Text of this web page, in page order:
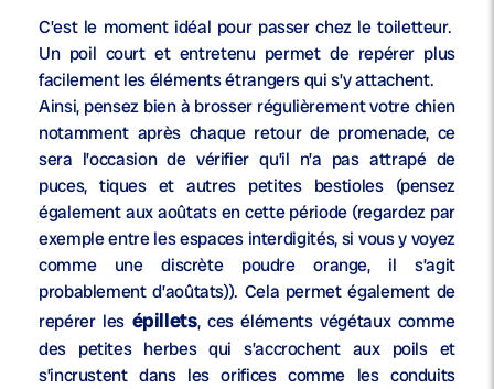
C’est le moment idéal pour passer chez le toiletteur.
Un poil court et entretenu permet de repérer plus
facilement les éléments étrangers qui s’y attachent.
Ainsi, pensez bien à brosser régulièrement votre chien
notamment après chaque retour de promenade, ce
sera l’occasion de vérifier qu’il n’a pas attrapé de
puces, tiques et autres petites bestioles (pensez
également aux aoûtats en cette période (regardez par
exemple entre les espaces interdigités, si vous y voyez
comme une discrète poudre orange, il s’agit
probablement d’aoûtats)). Cela permet également de
repérer les épillets, ces éléments végétaux comme
des petites herbes qui s’accrochent aux poils et
s’incrustent dans les orifices comme les conduits